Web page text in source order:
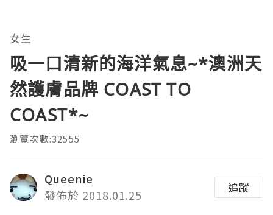
女生
吸一口清新的海洋氣息~*澳洲天
然護膚品牌 COAST TO
COAST*~
瀏覽次數:32555
Queenie
發佈於 2018.01.25
追蹤